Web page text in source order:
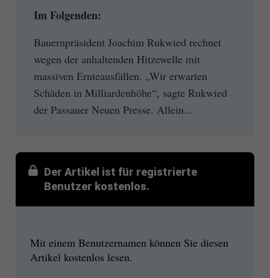
Im Folgenden:
Bauernpräsident Joachim Rukwied rechnet
wegen der anhaltenden Hitzewelle mit
massiven Ernteausfällen. „Wir erwarten
Schäden in Milliardenhöhe“, sagte Rukwied
der Passauer Neuen Presse. Allein...
Der Artikel ist für registrierte
Benutzer kostenlos.
Mit einem Benutzernamen können Sie diesen
Artikel kostenlos lesen.